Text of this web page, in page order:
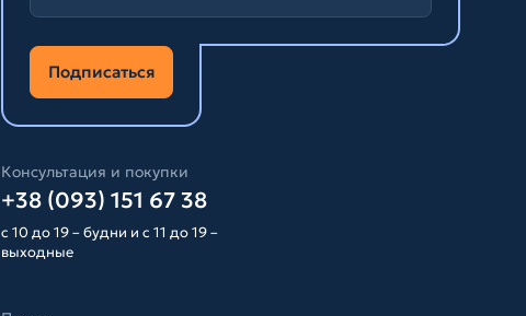
Подписаться
Консультация и покупки
+38 (093) 151 67 38
с 10 до 19 – будни и с 11 до 19 –
выходные